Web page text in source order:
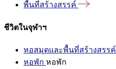
พื้นที่สร้างสรรค์
ชีวิตในจุฬาฯ
หอสมุดและพื้นที่สร้างสรรค์
หอพัก หอพัก